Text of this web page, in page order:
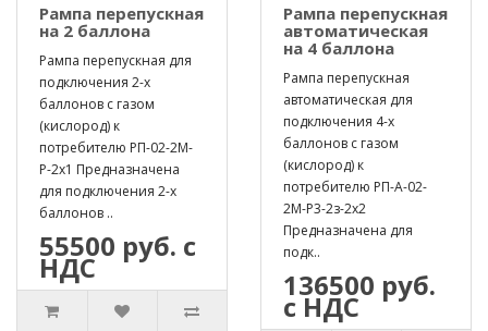
Рампа перепускная
на 2 баллона
Рампа перепускная для
подключения 2-х
баллонов с газом
(кислород) к
потребителю РП-02-2М-
Р-2х1 Предназначена
для подключения 2-х
баллонов ..
55500 руб. с
НДС
Рампа перепускная
автоматическая
на 4 баллона
Рампа перепускная
автоматическая для
подключения 4-х
баллонов с газом
(кислород) к
потребителю РП-А-02-
2М-Р3-2з-2х2
Предназначена для
подк..
136500 руб.
с НДС